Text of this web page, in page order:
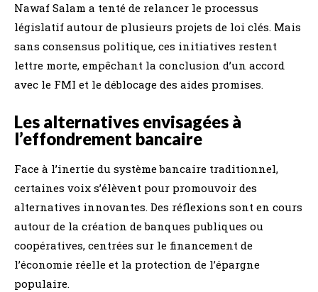
Nawaf Salam a tenté de relancer le processus
législatif autour de plusieurs projets de loi clés. Mais
sans consensus politique, ces initiatives restent
lettre morte, empêchant la conclusion d’un accord
avec le FMI et le déblocage des aides promises.
Les alternatives envisagées à
l’effondrement bancaire
Face à l’inertie du système bancaire traditionnel,
certaines voix s’élèvent pour promouvoir des
alternatives innovantes. Des réflexions sont en cours
autour de la création de banques publiques ou
coopératives, centrées sur le financement de
l’économie réelle et la protection de l’épargne
populaire.